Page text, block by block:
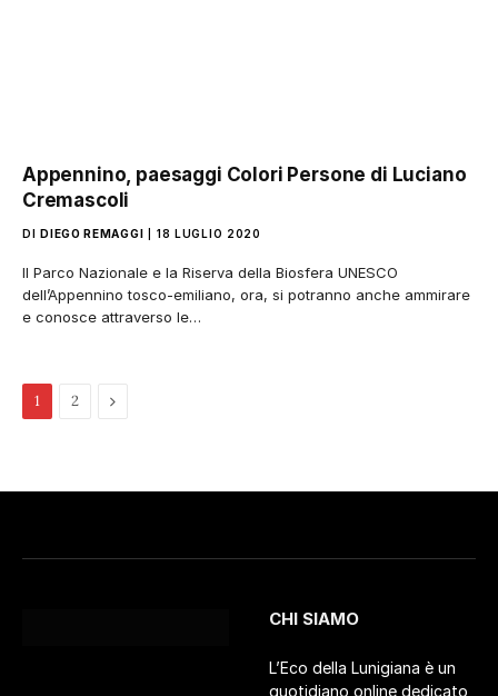
Appennino, paesaggi Colori Persone di Luciano
Cremascoli
DI DIEGO REMAGGI 18 LUGLIO 2020
Il Parco Nazionale e la Riserva della Biosfera UNESCO
dell’Appennino tosco-emiliano, ora, si potranno anche ammirare
e conosce attraverso le…
1 2
Pagina
CHI SIAMO
L’Eco della Lunigiana è un
quotidiano online dedicato